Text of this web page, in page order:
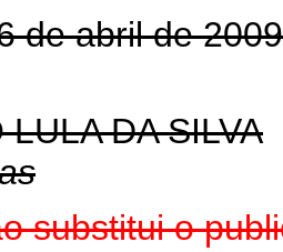
de abril de
DA SILVA
substitui o